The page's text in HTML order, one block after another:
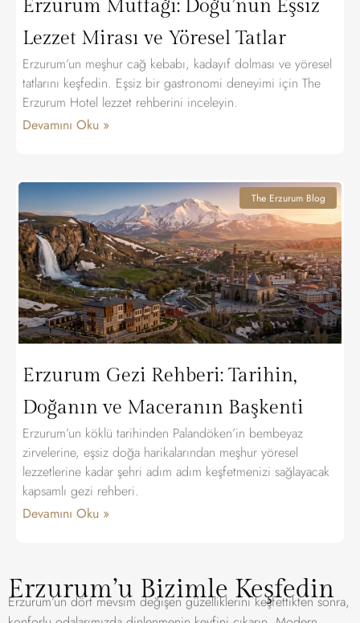
Erzurum Mutfağı: Doğu’nun Eşsiz
Lezzet Mirası ve Yöresel Tatlar
Erzurum’un meşhur cağ kebabı, kadayıf dolması ve yöresel
tatlarını keşfedin. Eşsiz bir gastronomi deneyimi için The
Erzurum Hotel lezzet rehberini inceleyin.
Devamını Oku »
The Erzurum Blog
Erzurum Gezi Rehberi: Tarihin,
Doğanın ve Maceranın Başkenti
Erzurum’un köklü tarihinden Palandöken’in bembeyaz
zirvelerine, eşsiz doğa harikalarından meşhur yöresel
lezzetlerine kadar şehri adım adım keşfetmenizi sağlayacak
kapsamlı gezi rehberi.
Devamını Oku »
Erzurum’u Bizimle Keşfedin
Erzurum’un dört mevsim değişen güzelliklerini keşfettikten sonra,